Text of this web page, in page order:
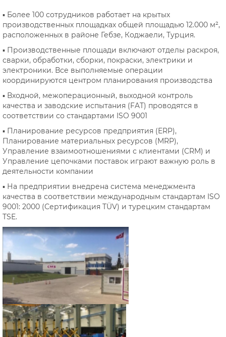
▪ Более 100 сотрудников работает на крытых
производственных площадках общей площадью 12.000 м²,
расположенных в районе Гебзе, Коджаели, Турция.
▪ Производственные площади включают отделы раскроя,
сварки, обработки, сборки, покраски, электрики и
электроники. Все выполняемые операции
координируются центром планирования производства
▪ Входной, межоперационный, выходной контроль
качества и заводские испытания (FAT) проводятся в
соответствии со стандартами ISO 9001
▪ Планирование ресурсов предприятия (ERP),
Планирование материальных ресурсов (MRP),
Управление взаимоотношениями с клиентами (CRM) и
Управление цепочками поставок играют важную роль в
деятельности компании
▪ На предприятии внедрена система менеджмента
качества в соответствии международным стандартам ISO
9001: 2000 (Сертификация TÜV) и турецким стандартам
TSE.